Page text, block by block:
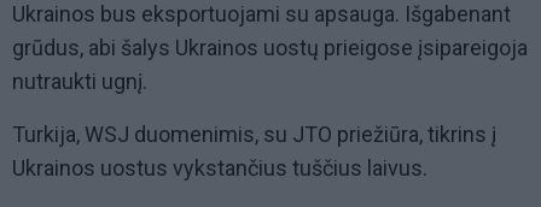
Ukrainos bus eksportuojami su apsauga. Išgabenant
grūdus, abi šalys Ukrainos uostų prieigose įsipareigoja
nutraukti ugnį.
Turkija, WSJ duomenimis, su JTO priežiūra, tikrins į
Ukrainos uostus vykstančius tuščius laivus.